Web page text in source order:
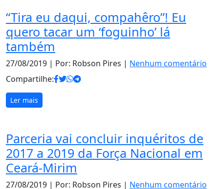
“Tira eu daqui, compahêro”! Eu
quero tacar um ‘foguinho’ lá
também
27/08/2019 | Por: Robson Pires | Nenhum comentário
Compartilhe:
Ler mais
Parceria vai concluir inquéritos de
2017 a 2019 da Força Nacional em
Ceará-Mirim
27/08/2019 | Por: Robson Pires | Nenhum comentário